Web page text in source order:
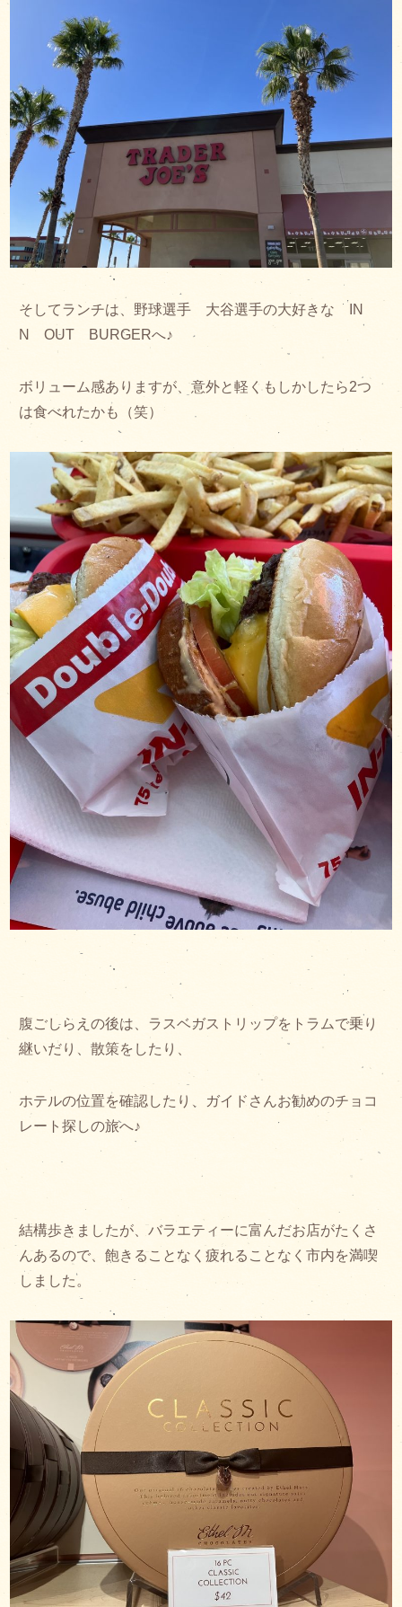
そしてランチは、野球選手 大谷選手の大好きな IN
N OUT BURGERへ♪
ボリューム感ありますが、意外と軽くもしかしたら2つ
は食べれたかも（笑）
腹ごしらえの後は、ラスベガストリップをトラムで乗り
継いだり、散策をしたり、
ホテルの位置を確認したり、ガイドさんお勧めのチョコ
レート探しの旅へ♪
結構歩きましたが、バラエティーに富んだお店がたくさ
んあるので、飽きることなく疲れることなく市内を満喫
しました。